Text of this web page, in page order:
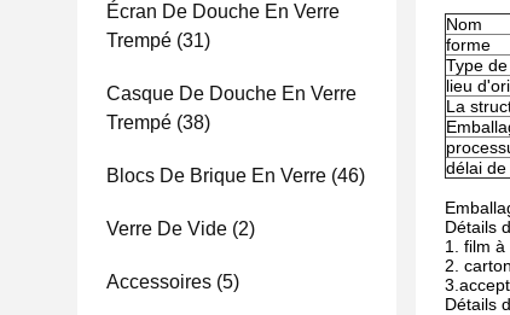
Écran De Douche En Verre
Trempé (31)
Casque De Douche En Verre
Trempé (38)
Blocs De Brique En Verre (46)
Verre De Vide (2)
Accessoires (5)
Nom
forme
Type
lieu
La
délai de
Détails
1. film
2.
Détails